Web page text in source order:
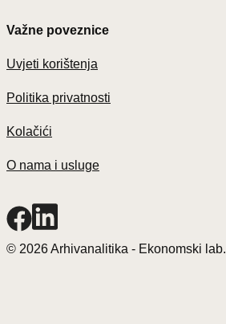
Važne poveznice
Uvjeti korištenja
Politika privatnosti
Kolačići
O nama i usluge
© 2026 Arhivanalitika - Ekonomski lab.